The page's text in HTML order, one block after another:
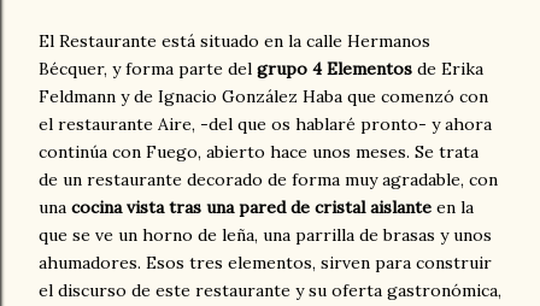
El Restaurante está situado en la calle Hermanos
Bécquer, y forma parte del grupo 4 Elementos de Erika
Feldmann y de Ignacio González Haba que comenzó con
el restaurante Aire, -del que os hablaré pronto- y ahora
continúa con Fuego, abierto hace unos meses. Se trata
de un restaurante decorado de forma muy agradable, con
una cocina vista tras una pared de cristal aislante en la
que se ve un horno de leña, una parrilla de brasas y unos
ahumadores. Esos tres elementos, sirven para construir
el discurso de este restaurante y su oferta gastronómica,